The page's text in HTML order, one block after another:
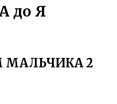
до Я
МАЛЬЧИКА 2